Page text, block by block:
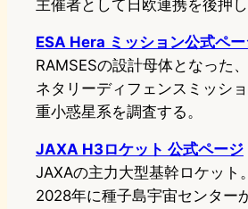
主催者として日欧連携を後押し
ESA Hera ミッション公式ペ
RAMSESの設計母体となった
ネタリーディフェンスミッシ
重小惑星系を調査する。
JAXA H3ロケット 公式ページ
JAXAの主力大型基幹ロケット
2028年に種子島宇宙センター